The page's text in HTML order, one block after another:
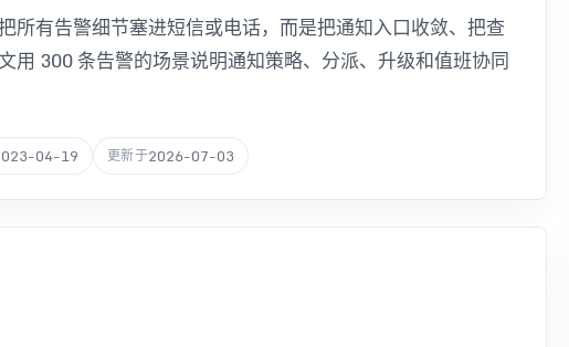
所有告警细节塞进短信或电话，而是把通知入口收敛、把查
用 300 条告警的场景说明通知策略、分派、升级和值班协同
04-19 更新于2026-07-03